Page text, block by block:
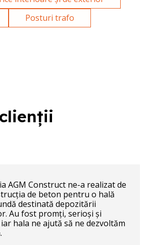
Posturi trafo
AGM Construct ne-a realizat de
de beton pentru o hală
destinată depozitării
Au fost promți, serioși și
hala ne ajută să ne dezvoltăm